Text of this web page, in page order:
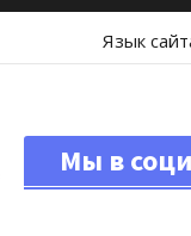
Язык
Мы в